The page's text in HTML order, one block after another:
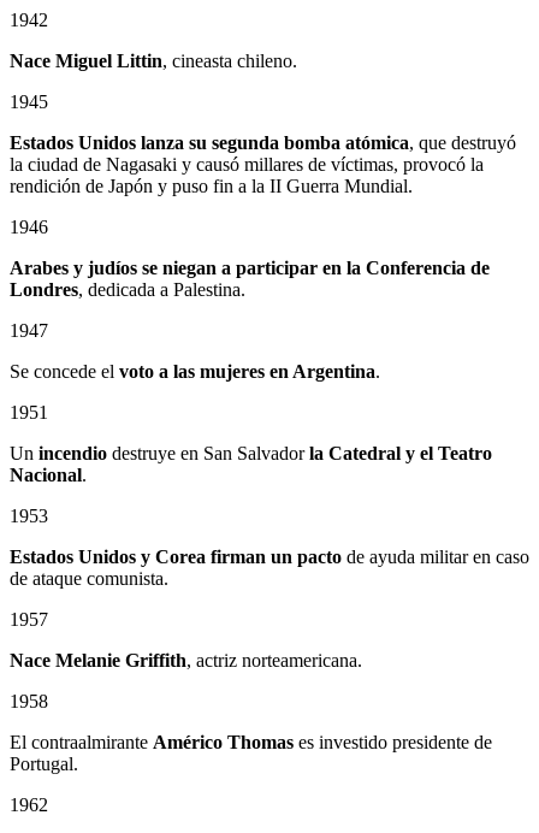
1942
Nace Miguel Littin, cineasta chileno.
1945
Estados Unidos lanza su segunda bomba atómica, que destruyó
la ciudad de Nagasaki y causó millares de víctimas, provocó la
rendición de Japón y puso fin a la II Guerra Mundial.
1946
Arabes y judíos se niegan a participar en la Conferencia de
Londres, dedicada a Palestina.
1947
Se concede el voto a las mujeres en Argentina.
1951
Un incendio destruye en San Salvadorla Catedral y el Teatro
Nacional.
1953
Estados Unidos y Corea firman un pacto de ayuda militar en caso
de ataque comunista.
1957
Nace Melanie Griffith, actriz norteamericana.
1958
El contraalmirante Américo Thomas es investido presidente de
Portugal.
1962